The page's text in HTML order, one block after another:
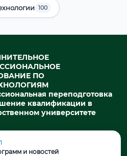
100
ПО
переподготовка
квалификации в
университете
портала активная ссылка
и новостей